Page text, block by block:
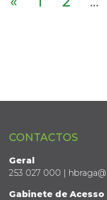
CONTACTOS
Geral
253 027 000 |
Gabinete de Acesso